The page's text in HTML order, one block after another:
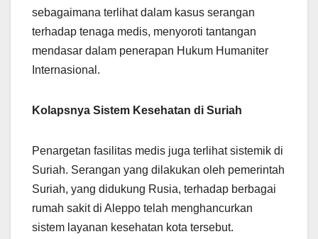
sebagaimana terlihat dalam kasus serangan
terhadap tenaga medis, menyoroti tantangan
mendasar dalam penerapan Hukum Humaniter
Internasional.
Kolapsnya Sistem Kesehatan di Suriah
Penargetan fasilitas medis juga terlihat sistemik di
Suriah. Serangan yang dilakukan oleh pemerintah
Suriah, yang didukung Rusia, terhadap berbagai
rumah sakit di Aleppo telah menghancurkan
sistem layanan kesehatan kota tersebut.